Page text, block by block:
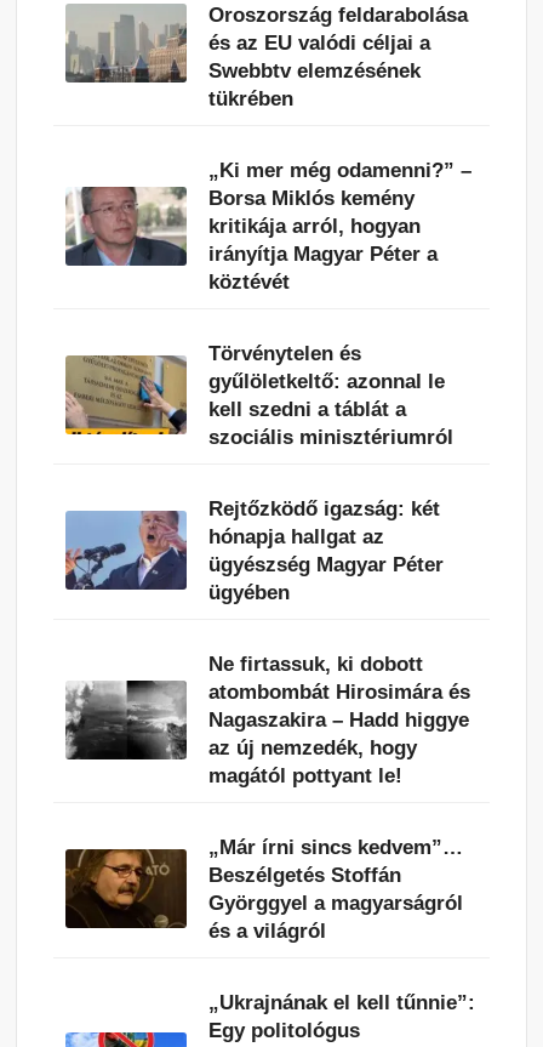
Oroszország feldarabolása
és az EU valódi céljai a
Swebbtv elemzésének
tükrében
„Ki mer még odamenni?” –
Borsa Miklós kemény
kritikája arról, hogyan
irányítja Magyar Péter a
köztévét
Törvénytelen és
gyűlöletkeltő: azonnal le
kell szedni a táblát a
szociális minisztériumról
Rejtőzködő igazság: két
hónapja hallgat az
ügyészség Magyar Péter
ügyében
Ne firtassuk, ki dobott
atombombát Hirosimára és
Nagaszakira – Hadd higgye
az új nemzedék, hogy
magától pottyant le!
„Már írni sincs kedvem”…
Beszélgetés Stoffán
Györggyel a magyarságról
és a világról
„Ukrajnának el kell tűnnie”:
Egy politológus